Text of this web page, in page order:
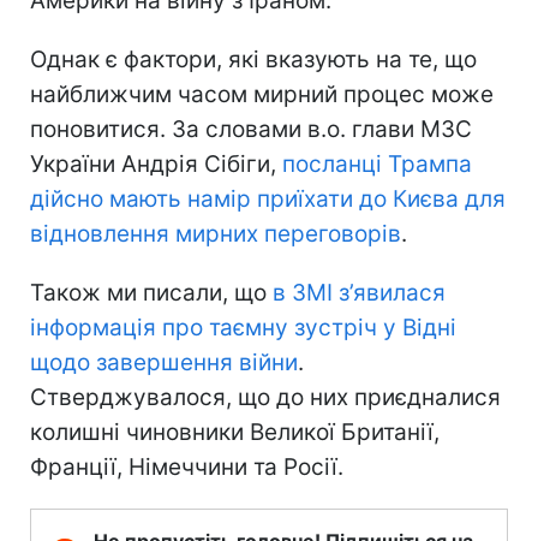
Однак є фактори, які вказують на те, що
найближчим часом мирний процес може
поновитися. За словами в.о. глави МЗС
України Андрія Сібіги, посланці Трампа
дійсно мають намір приїхати до Києва для
відновлення мирних переговорів.
Також ми писали, що в ЗМІ з’явилася
інформація про таємну зустріч у Відні
щодо завершення війни.
Стверджувалося, що до них приєдналися
колишні чиновники Великої Британії,
Франції, Німеччини та Росії.